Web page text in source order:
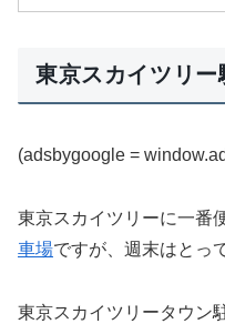
東京スカイツリー
(adsbygoogle =
東京スカイツリーに一番
車場ですが、週末はとっ
東京スカイツリータウン